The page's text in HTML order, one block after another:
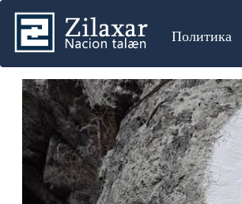
Политика